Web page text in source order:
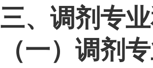
三、调剂专
（一）调剂